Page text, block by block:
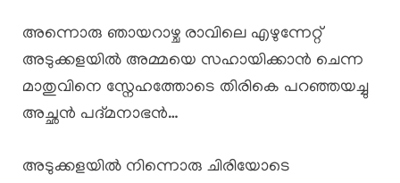
അന്നൊരു ഞായറാഴ്ച രാവിലെ എഴുന്നേറ്റ്
അടുക്കളയിൽ അമ്മയെ സഹായിക്കാൻ ചെന്ന
മാതുവിനെ സ്നേഹത്തോടെ തിരികെ പറഞ്ഞയച്ചു
അച്ഛൻ പദ്മനാഭൻ…
അടുക്കളയിൽ നിന്നൊരു ചിരിയോടെ